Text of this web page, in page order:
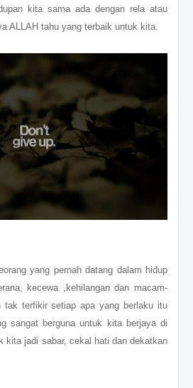
kita sama ada dengan rela atau
ALLAH tahu yang terbaik untuk kita.
yang pernah datang dalam hidup
kecewa ,kehilangan dan macam-
tak terfikir setiap apa yang berlaku itu
sangat berguna untuk kita berjaya di
kita jadi sabar, cekal hati dan dekatkan